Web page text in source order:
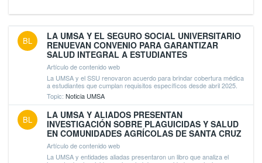
BL
LA UMSA Y EL SEGURO SOCIAL UNIVERSITARIO
RENUEVAN CONVENIO PARA GARANTIZAR
SALUD INTEGRAL A ESTUDIANTES
Artículo de contenido web
La UMSA y el SSU renovaron acuerdo para brindar cobertura médica
a estudiantes que cumplan requisitos específicos desde abril 2025.
Topic: Noticia UMSA
BL
LA UMSA Y ALIADOS PRESENTAN
INVESTIGACIÓN SOBRE PLAGUICIDAS Y SALUD
EN COMUNIDADES AGRÍCOLAS DE SANTA CRUZ
Artículo de contenido web
La UMSA y entidades aliadas presentaron un libro que analiza el